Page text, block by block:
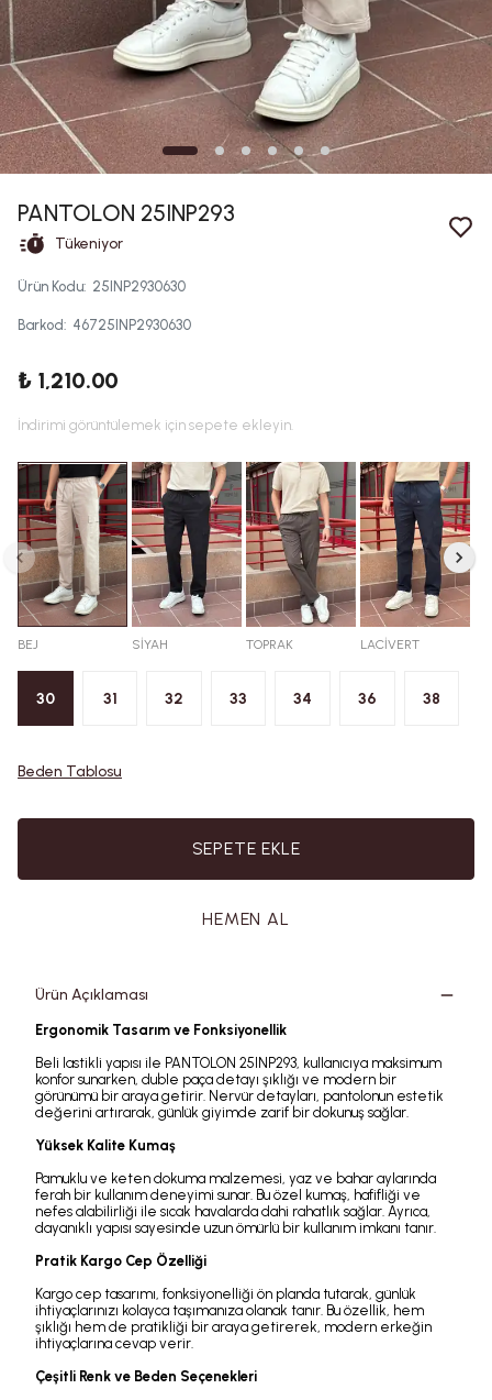
PANTOLON 25INP293
Tükeniyor
Ürün Kodu: 25INP2930630
Barkod: 46725INP2930630
₺ 1,210.00
İndirimi görüntülemek için sepete ekleyin.
BEJ SİYAH TOPRAK LACİVERT
30 31 32 33 34 36 38
Beden Tablosu
SEPETE EKLE
HEMEN AL
Ürün Açıklaması
Ergonomik Tasarım ve Fonksiyonellik
Beli lastikli yapısı ile PANTOLON 25INP293, kullanıcıya maksimum
konfor sunarken, duble paça detayı şıklığı ve modern bir
görünümü bir araya getirir. Nervür detayları, pantolonun estetik
değerini artırarak, günlük giyimde zarif bir dokunuş sağlar.
Yüksek Kalite Kumaş
Pamuklu ve keten dokuma malzemesi, yaz ve bahar aylarında
ferah bir kullanım deneyimi sunar. Bu özel kumaş, hafifliği ve
nefes alabilirliği ile sıcak havalarda dahi rahatlık sağlar. Ayrıca,
dayanıklı yapısı sayesinde uzun ömürlü bir kullanım imkanı tanır.
Pratik Kargo Cep Özelliği
Kargo cep tasarımı, fonksiyonelliği ön planda tutarak, günlük
ihtiyaçlarınızı kolayca taşımanıza olanak tanır. Bu özellik, hem
şıklığı hem de pratikliği bir araya getirerek, modern erkeğin
ihtiyaçlarına cevap verir.
Çeşitli Renk ve Beden Seçenekleri